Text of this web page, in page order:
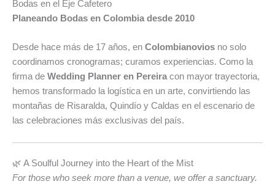
Bodas en el Eje Cafetero
Planeando Bodas en Colombia desde 2010
Desde hace más de 17 años, en Colombianovios no solo
coordinamos cronogramas; curamos experiencias. Como la
firma de Wedding Planner en Pereira con mayor trayectoria,
hemos transformado la logística en un arte, convirtiendo las
montañas de Risaralda, Quindío y Caldas en el escenario de
las celebraciones más exclusivas del país.
🌿 A Soulful Journey into the Heart of the Mist
For those who seek more than a venue, we offer a sanctuary.